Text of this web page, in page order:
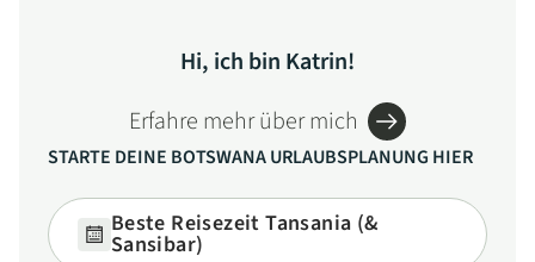
Hi, ich bin Katrin!
Erfahre mehr über mich
STARTE DEINE BOTSWANA URLAUBSPLANUNG HIER
Beste Reisezeit Tansania (&
Sansibar)